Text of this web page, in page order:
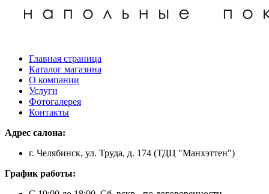
Главная страница
Каталог магазина
О компании
Услуги
Фотогалерея
Контакты
Адрес салона:
г. Челябинск, ул. Труда, д. 174 (ТДЦ "Манхэттен")
График работы: